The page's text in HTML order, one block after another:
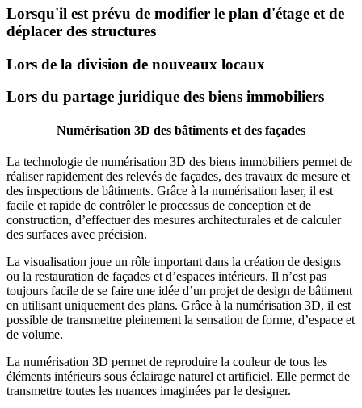
Lorsqu'il est prévu de modifier le plan d'étage et de
déplacer des structures
Lors de la division de nouveaux locaux
Lors du partage juridique des biens immobiliers
Numérisation 3D des bâtiments et des façades
La technologie de numérisation 3D des biens immobiliers permet de
réaliser rapidement des relevés de façades, des travaux de mesure et
des inspections de bâtiments. Grâce à la numérisation laser, il est
facile et rapide de contrôler le processus de conception et de
construction, d’effectuer des mesures architecturales et de calculer
des surfaces avec précision.
La visualisation joue un rôle important dans la création de designs
ou la restauration de façades et d’espaces intérieurs. Il n’est pas
toujours facile de se faire une idée d’un projet de design de bâtiment
en utilisant uniquement des plans. Grâce à la numérisation 3D, il est
possible de transmettre pleinement la sensation de forme, d’espace et
de volume.
La numérisation 3D permet de reproduire la couleur de tous les
éléments intérieurs sous éclairage naturel et artificiel. Elle permet de
transmettre toutes les nuances imaginées par le designer.